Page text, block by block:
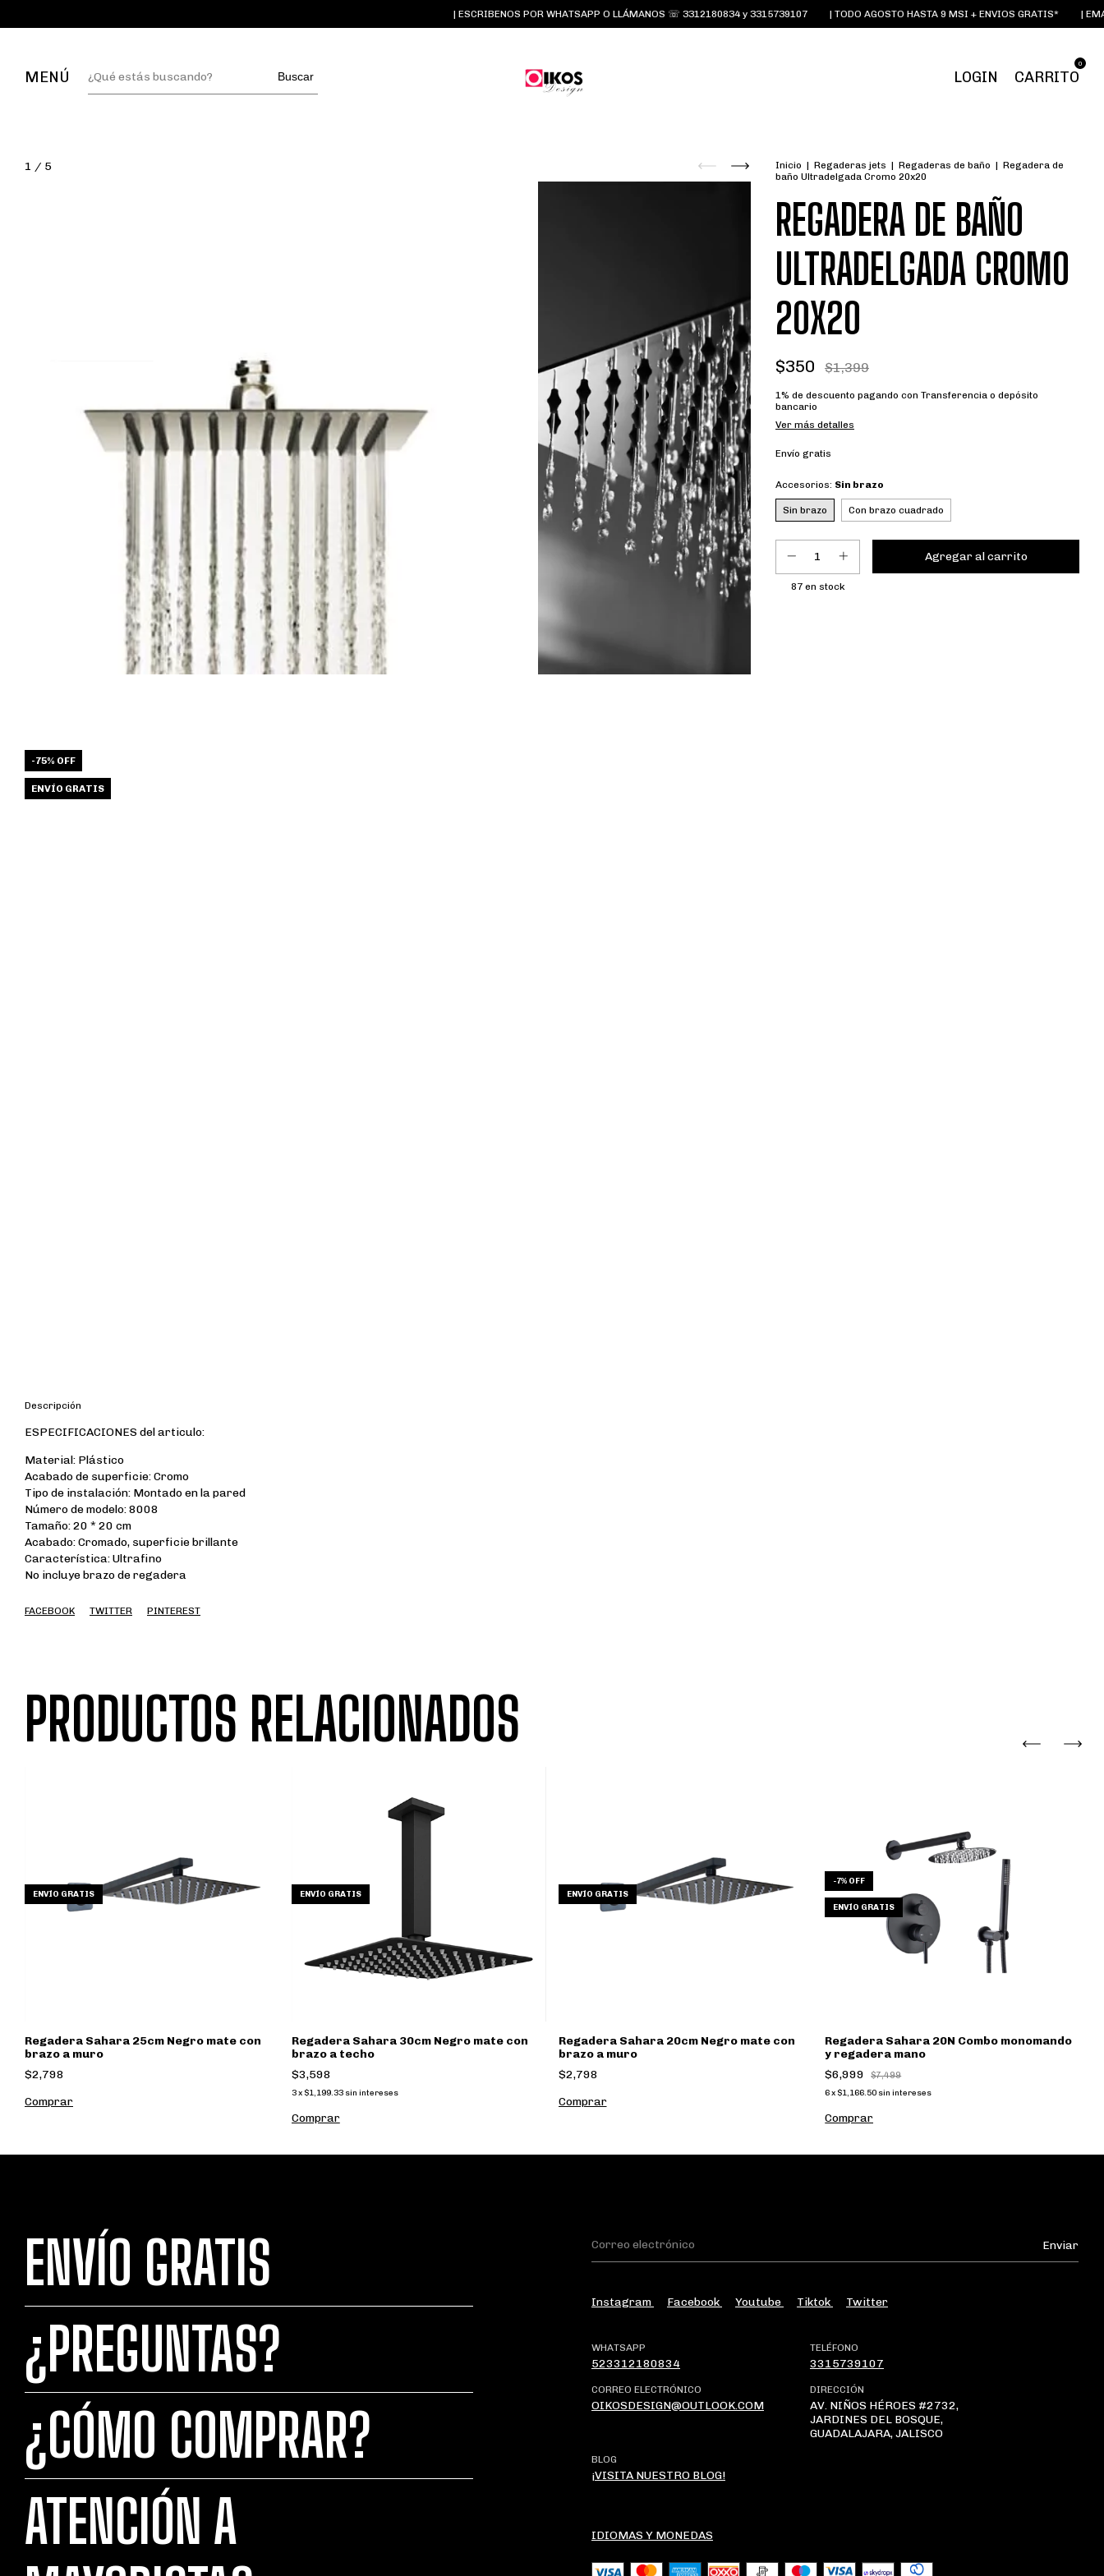
| ESCRIBENOS POR WHATSAPP O LLÁMANOS ☏ 3312180834 y 3315739107 | TODO AGOSTO HASTA 9 MSI + ENVIOS GRATIS* | EMAIL:
MENÚ Buscar LOGIN CARRITO
0
1 / 5
-75% OFF
ENVÍO GRATIS
Inicio | Regaderas jets | Regaderas de baño | Regadera de
baño Ultradelgada Cromo 20x20
REGADERA DE BAÑO
ULTRADELGADA CROMO
20X20
$350 $1,399
1% de descuento pagando con Transferencia o depósito
bancario
Ver más detalles
Envío gratis
Accesorios: Sin brazo
Sin brazo Con brazo cuadrado
87en stock
Descripción
ESPECIFICACIONES del articulo:
Material: Plástico
Acabado de superficie: Cromo
Tipo de instalación: Montado en la pared
Número de modelo: 8008
Tamaño: 20 * 20 cm
Acabado: Cromado, superficie brillante
Característica: Ultrafino
No incluye brazo de regadera
FACEBOOK TWITTER PINTEREST
PRODUCTOS RELACIONADOS
ENVÍO GRATIS
Regadera Sahara 25cm Negro mate con
brazo a muro
$2,798
Comprar
ENVÍO GRATIS
Regadera Sahara 30cm Negro mate con
brazo a techo
$3,598
3x $1,199.33 sin intereses
Comprar
ENVÍO GRATIS
Regadera Sahara 20cm Negro mate con
brazo a muro
$2,798
Comprar
-7% OFF
ENVÍO GRATIS
Regadera Sahara 20N Combo monomando
y regadera mano
$6,999
$7,499
6x $1,166.50 sin intereses
ENVÍO GRATIS
¿PREGUNTAS?
¿CÓMO COMPRAR?
ATENCIÓN A
Instagram Facebook Youtube Tiktok Twitter
WHATSAPP
523312180834
TELÉFONO
3315739107
CORREO ELECTRÓNICO
OIKOSDESIGN@OUTLOOK.COM
DIRECCIÓN
AV. NIÑOS HÉROES #2732,
JARDINES DEL BOSQUE,
GUADALAJARA, JALISCO
BLOG
¡VISITA NUESTRO BLOG!
IDIOMAS Y MONEDAS